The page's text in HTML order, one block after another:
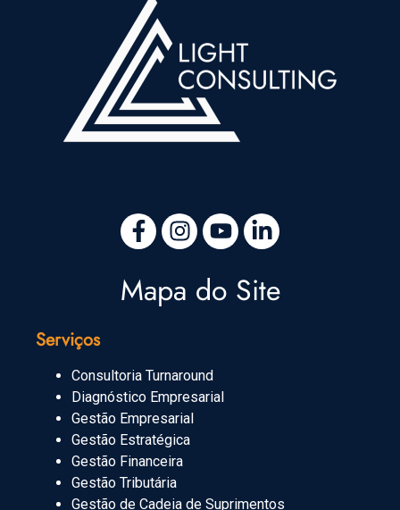
Mapa do Site
Serviços
Consultoria Turnaround
Diagnóstico Empresarial
Gestão Empresarial
Gestão Estratégica
Gestão Financeira
Gestão Tributária
Gestão de Cadeia de Suprimentos